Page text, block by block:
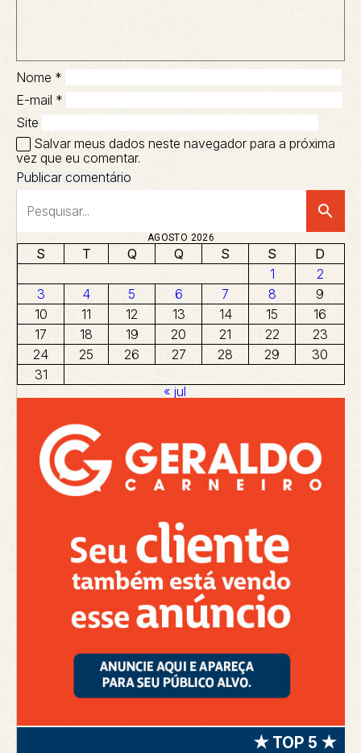
Nome *
E-mail *
Site
Salvar meus dados neste navegador para a próxima
vez que eu comentar.
search
AGOSTO 2026
S T Q Q S S
D
1
2
3
4 5 6 7 8
9
10
11 12 13 14 15
16
17
18 19 20 21 22
23
24
25 26 27 28 29
30
31
« jul
★ TOP 5 ★